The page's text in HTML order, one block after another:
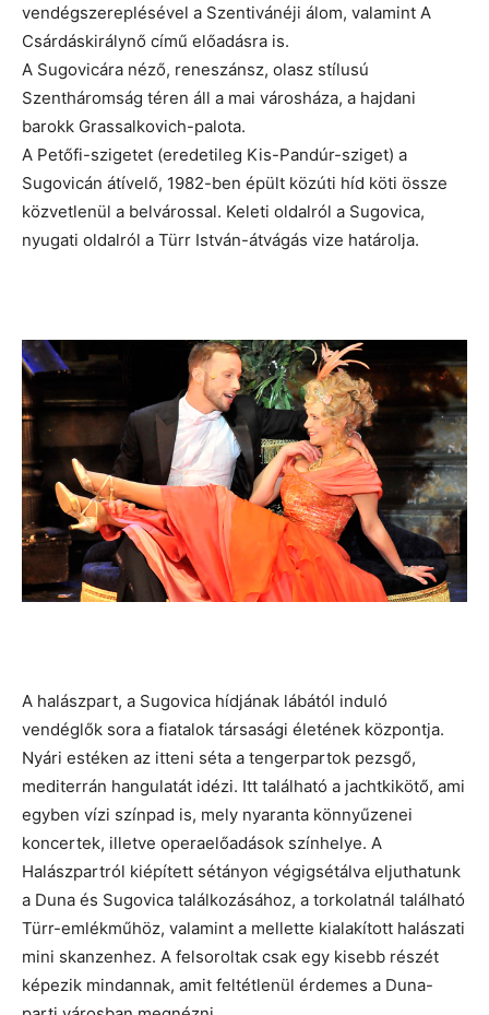
vendégszereplésével a Szentivánéji álom, valamint A
Csárdáskirálynő című előadásra is.
A Sugovicára néző, reneszánsz, olasz stílusú
Szentháromság téren áll a mai városháza, a hajdani
barokk Grassalkovich-palota.
A Petőfi-szigetet (eredetileg Kis-Pandúr-sziget) a
Sugovicán átívelő, 1982-ben épült közúti híd köti össze
közvetlenül a belvárossal. Keleti oldalról a Sugovica,
nyugati oldalról a Türr István-átvágás vize határolja.
A halászpart, a Sugovica hídjának lábától induló
vendéglők sora a fiatalok társasági életének központja.
Nyári estéken az itteni séta a tengerpartok pezsgő,
mediterrán hangulatát idézi. Itt található a jachtkikötő, ami
egyben vízi színpad is, mely nyaranta könnyűzenei
koncertek, illetve operaelőadások színhelye. A
Halászpartról kiépített sétányon végigsétálva eljuthatunk
a Duna és Sugovica találkozásához, a torkolatnál található
Türr-emlékműhöz, valamint a mellette kialakított halászati
mini skanzenhez. A felsoroltak csak egy kisebb részét
képezik mindannak, amit feltétlenül érdemes a Duna-